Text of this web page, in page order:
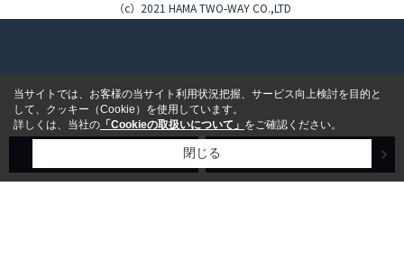
（c）2021 HAMA TWO-WAY CO.,LTD
当サイトでは、お客様の当サイト利用状況把握、サービス向上検討を目的と
して、クッキー（Cookie）を使用しています。
詳しくは、当社の 「Cookieの取扱いについて」 をご確認ください。
閉じる